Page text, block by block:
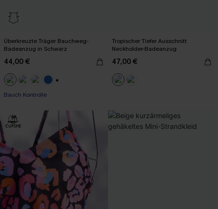
Überkreuzte Träger Bauchweg-
Badeanzug in Schwarz
44,00 €
Bauch Kontrolle
Tropischer Tiefer Ausschnitt
Neckholder-Badeanzug
47,00 €